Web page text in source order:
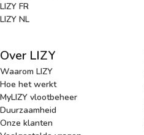
LIZY FR
LIZY NL
Over LIZY
Waarom LIZY
Hoe het werkt
MyLIZY vlootbeheer
Duurzaamheid
Onze klanten